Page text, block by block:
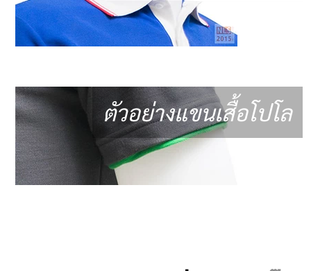
ตัวอย่างแขนเสื้อโปโล